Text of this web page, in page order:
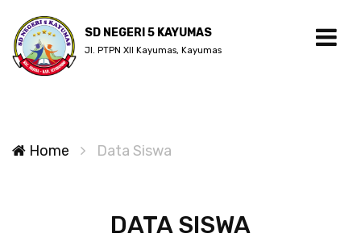
SD NEGERI 5 KAYUMAS
Jl. PTPN XII Kayumas, Kayumas
Home Data Siswa
DATA SISWA